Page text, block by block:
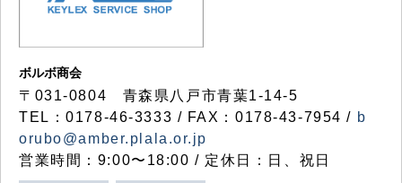
ボルボ商会
〒031-0804 青森県八戸市青葉1-14-5
TEL：0178-46-3333 / FAX：0178-43-7954 / b
orubo@amber.plala.or.jp
営業時間：9:00〜18:00 / 定休日：日、祝日